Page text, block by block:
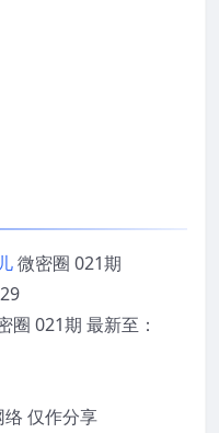
微密圈 021期
圈 021期 最新至：
络 仅作分享